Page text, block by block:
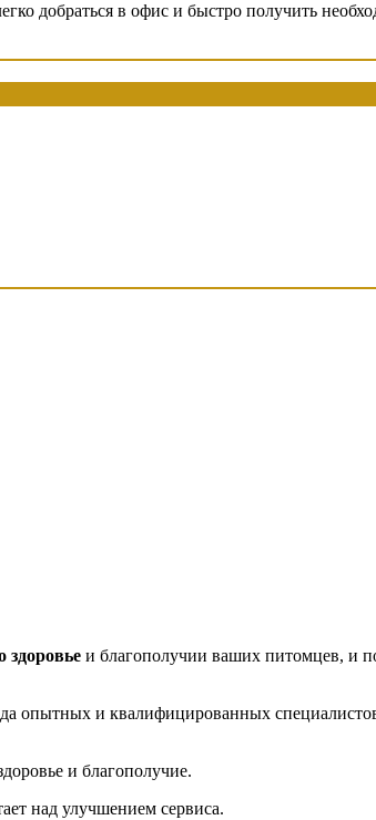
добраться в офис и быстро получить
здоровье и благополучии ваших питомцев, и
опытных и квалифицированных
и благополучие.
над улучшением сервиса.